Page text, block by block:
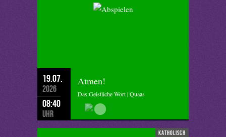
19.07.
2026
08:40
Uhr
Atmen!
Das Geistliche Wort | Quaas
katholisch